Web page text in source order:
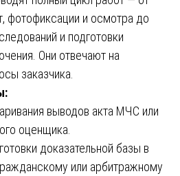
фотофиксации и осмотра до
и подготовки
Они отвечают на
заказчика.
выводов акта МЧС или
оценщика.
доказательной базы в
или арбитражному